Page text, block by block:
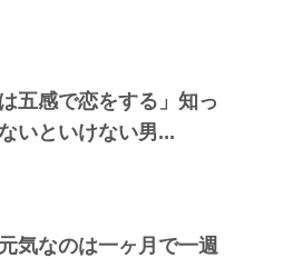
は五感で恋をする」知っ
いといけない男...
気なのは一ヶ月で一週